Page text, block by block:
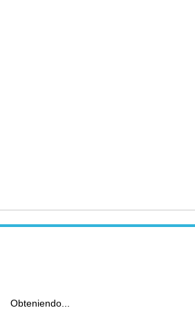
Obteniendo...